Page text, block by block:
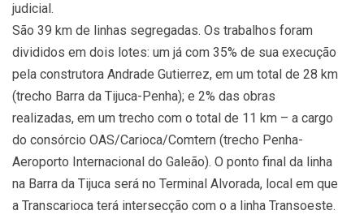
judicial.
São 39 km de linhas segregadas. Os trabalhos foram
divididos em dois lotes: um já com 35% de sua execução
pela construtora Andrade Gutierrez, em um total de 28 km
(trecho Barra da Tijuca-Penha); e 2% das obras
realizadas, em um trecho com o total de 11 km – a cargo
do consórcio OAS/Carioca/Comtern (trecho Penha-
Aeroporto Internacional do Galeão). O ponto final da linha
na Barra da Tijuca será no Terminal Alvorada, local em que
a Transcarioca terá intersecção com o a linha Transoeste.